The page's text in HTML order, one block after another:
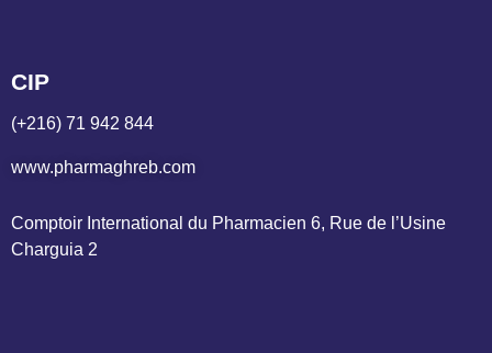
CIP
(+216) 71 942 844
www.pharmaghreb.com
Comptoir International du Pharmacien 6, Rue de l’Usine
Charguia 2